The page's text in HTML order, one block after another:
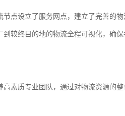
点设立了服务网点，建立了完善的物
较终目的地的物流全程可视化，确
素质专业团队，通过对物流资源的